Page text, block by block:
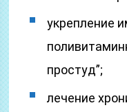
укрепление
простуд”;
лечение